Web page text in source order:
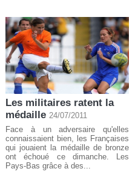
Les militaires ratent la
médaille 24/07/2011
Face à un adversaire qu'elles
connaissaient bien, les Françaises
qui jouaient la médaille de bronze
ont échoué ce dimanche. Les
Pays-Bas grâce à des...